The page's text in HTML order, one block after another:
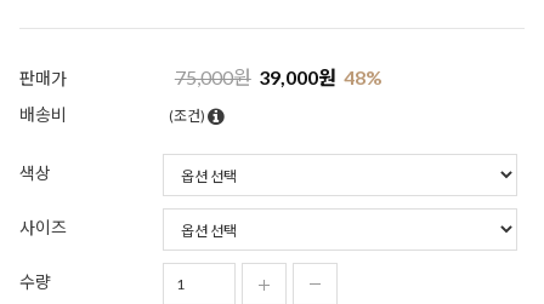
판매가 75,000원 39,000원 48%
배송비 (조건)
색상
사이즈
수량